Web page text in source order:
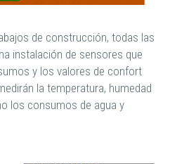
de construcción, todas las
instalación de sensores que
y los valores de confort
la temperatura, humedad
los consumos de agua y